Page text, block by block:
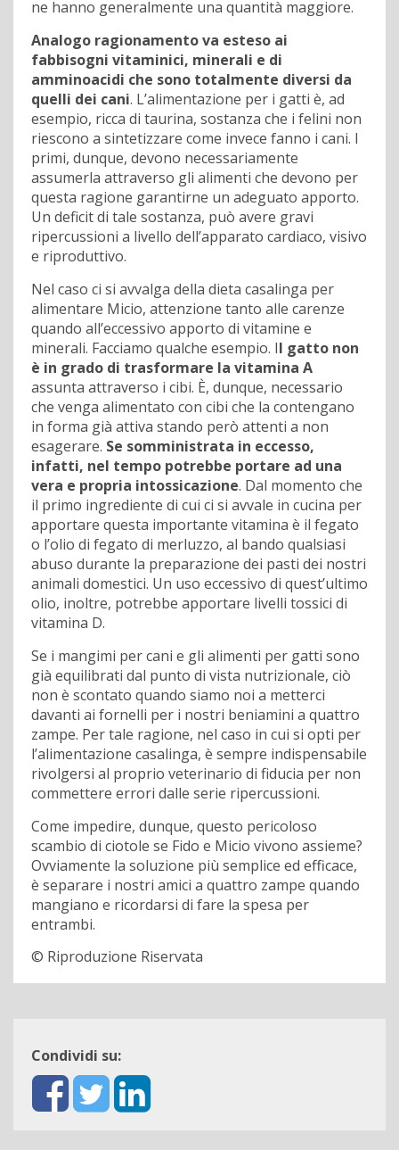
ne hanno generalmente una quantità maggiore.
Analogo ragionamento va esteso ai
fabbisogni vitaminici, minerali e di
amminoacidi che sono totalmente diversi da
quelli dei cani. L’alimentazione per i gatti è, ad
esempio, ricca di taurina, sostanza che i felini non
riescono a sintetizzare come invece fanno i cani. I
primi, dunque, devono necessariamente
assumerla attraverso gli alimenti che devono per
questa ragione garantirne un adeguato apporto.
Un deficit di tale sostanza, può avere gravi
ripercussioni a livello dell’apparato cardiaco, visivo
e riproduttivo.
Nel caso ci si avvalga della dieta casalinga per
alimentare Micio, attenzione tanto alle carenze
quando all’eccessivo apporto di vitamine e
minerali. Facciamo qualche esempio. Il gatto non
è in grado di trasformare la vitamina A
assunta attraverso i cibi. È, dunque, necessario
che venga alimentato con cibi che la contengano
in forma già attiva stando però attenti a non
esagerare. Se somministrata in eccesso,
infatti, nel tempo potrebbe portare ad una
vera e propria intossicazione. Dal momento che
il primo ingrediente di cui ci si avvale in cucina per
apportare questa importante vitamina è il fegato
o l’olio di fegato di merluzzo, al bando qualsiasi
abuso durante la preparazione dei pasti dei nostri
animali domestici. Un uso eccessivo di quest’ultimo
olio, inoltre, potrebbe apportare livelli tossici di
vitamina D.
Se i mangimi per cani e gli alimenti per gatti sono
già equilibrati dal punto di vista nutrizionale, ciò
non è scontato quando siamo noi a metterci
davanti ai fornelli per i nostri beniamini a quattro
zampe. Per tale ragione, nel caso in cui si opti per
l’alimentazione casalinga, è sempre indispensabile
rivolgersi al proprio veterinario di fiducia per non
commettere errori dalle serie ripercussioni.
Come impedire, dunque, questo pericoloso
scambio di ciotole se Fido e Micio vivono assieme?
Ovviamente la soluzione più semplice ed efficace,
è separare i nostri amici a quattro zampe quando
mangiano e ricordarsi di fare la spesa per
entrambi.
© Riproduzione Riservata
Condividi su: